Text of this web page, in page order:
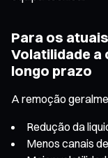
Para os
Volatilidade a
longo prazo
A remoção
Redução da
Menos canais